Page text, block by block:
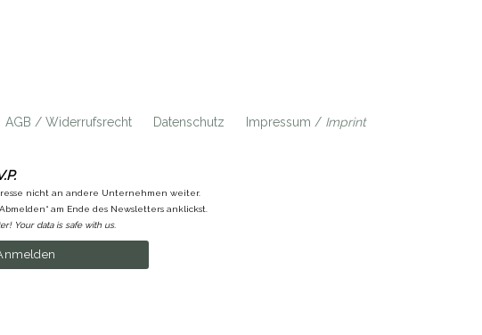
AGB / Widerrufsrecht Datenschutz Impressum / Imprint
nicht an andere Unternehmen weiter.
am Ende des Newsletters anklickst.
Your data is safe with us.